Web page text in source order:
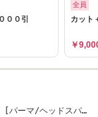
００引
全員
カット
￥
[パーマ/ヘッドスパ/